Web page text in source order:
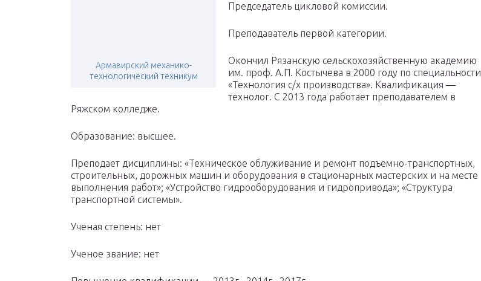
Армавирский механико-
технологический техникум
Председатель цикловой комиссии.
Преподаватель первой категории.
Окончил Рязанскую сельскохозяйственную академию
им. проф. А.П. Костычева в 2000 году по специальности
«Технология с/х производства». Квалификация —
технолог. С 2013 года работает преподавателем в
Ряжском колледже.
Образование: высшее.
Преподает дисциплины: «Техническое облуживание и ремонт подъемно-транспортных,
строительных, дорожных машин и оборудования в стационарных мастерских и на месте
выполнения работ»; «Устройство гидрооборудования и гидропривода»; «Структура
транспортной системы».
Ученая степень: нет
Ученое звание: нет